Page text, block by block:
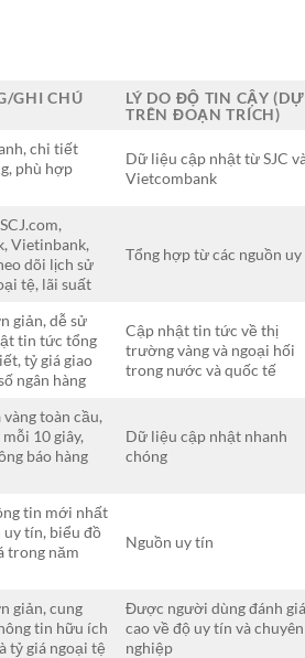
GHI CHÚ
LÝ DO ĐỘ TIN CẬY
TRÊN ĐOẠN TRÍCH)
chi tiết
phù hợp
Dữ liệu cập nhật từ SJC
Vietcombank
Vietinbank,
dõi lịch sử
tệ, lãi suất
Tổng hợp từ các nguồn
giản, dễ sử
tin tức tổng
tỷ giá giao
ngân hàng
Cập nhật tin tức về thị
trường vàng và ngoại hối
trong nước và quốc tế
toàn cầu,
10 giây,
báo hàng
Dữ liệu cập nhật nhanh
chóng
tin mới nhất
uy tín, biểu đồ
trong năm
Nguồn uy tín
giản, cung
tin hữu ích
tỷ giá ngoại tệ
Được người dùng đánh giá
cao về độ uy tín và chuyên
nghiệp